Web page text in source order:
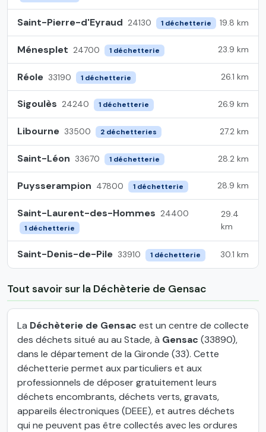
Saint-Pierre-d'Eyraud 24130 1 déchetterie 19.8 km
Ménesplet 24700 1 déchetterie 23.9 km
Réole 33190 1 déchetterie 26.1 km
Sigoulès 24240 1 déchetterie 26.9 km
Libourne 33500 2 déchetteries 27.2 km
Saint-Léon 33670 1 déchetterie 28.2 km
Puysserampion 47800 1 déchetterie 28.9 km
Saint-Laurent-des-Hommes 24400
1 déchetterie
29.4
km
Saint-Denis-de-Pile 33910 1 déchetterie 30.1 km
Tout savoir sur la Déchèterie de Gensac
La Déchèterie de Gensac est un centre de collecte
des déchets situé au au Stade, à Gensac (33890),
dans le département de la Gironde (33). Cette
déchetterie permet aux particuliers et aux
professionnels de déposer gratuitement leurs
déchets encombrants, déchets verts, gravats,
appareils électroniques (DEEE), et autres déchets
qui ne peuvent pas être collectés avec les ordures